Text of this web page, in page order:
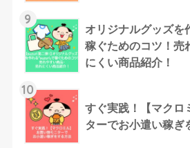
9
オリジナルグッズ
稼ぐためのコツ！売
にくい商品紹介！
10
すぐ実践！【マクロ
ターでお小遣い稼ぎ